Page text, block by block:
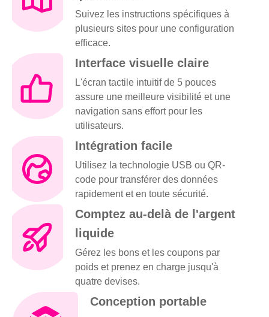
Suivez les instructions spécifiques à
plusieurs sites pour une configuration
efficace.
Interface visuelle claire
L'écran tactile intuitif de 5 pouces
assure une meilleure visibilité et une
navigation sans effort pour les
utilisateurs.
Intégration facile
Utilisez la technologie USB ou QR-
code pour transférer des données
rapidement et en toute sécurité.
Comptez au-delà de l'argent
liquide
Gérez les bons et les coupons par
poids et prenez en charge jusqu'à
quatre devises.
Conception portable